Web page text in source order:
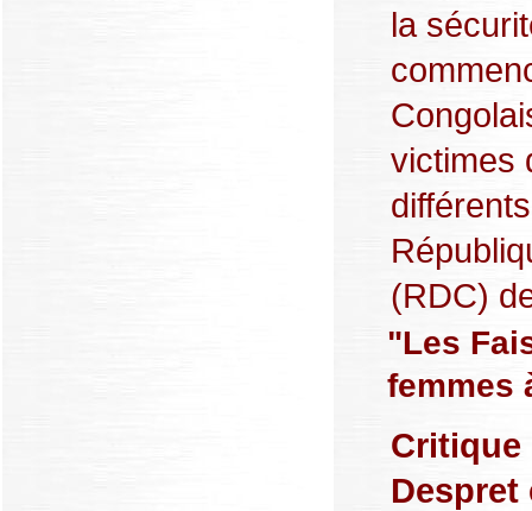
la
victimes
(RDC)
"Les
femmes
Critique
Despret